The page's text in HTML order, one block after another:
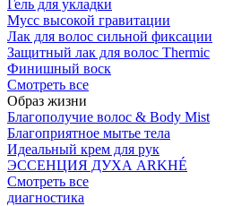
Гель для укладки
Мусс высокой гравитации
Лак для волос сильной фиксации
Защитный лак для волос Thermic
Финишный воск
Смотреть все
Образ жизни
Благополучие волос & Body Mist
Благоприятное мытье тела
Идеальный крем для рук
ЭССЕНЦИЯ ДУХА ARKHÉ
Смотреть все
диагностика